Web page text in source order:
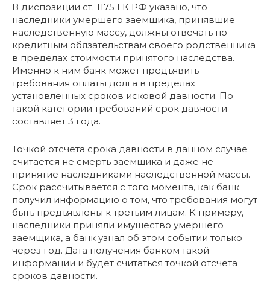
В диспозиции ст. 1175 ГК РФ указано, что
наследники умершего заемщика, принявшие
наследственную массу, должны отвечать по
кредитным обязательствам своего родственника
в пределах стоимости принятого наследства.
Именно к ним банк может предъявить
требования оплаты долга в пределах
установленных сроков исковой давности. По
такой категории требований срок давности
составляет 3 года.
Точкой отсчета срока давности в данном случае
считается не смерть заемщика и даже не
принятие наследниками наследственной массы.
Срок рассчитывается с того момента, как банк
получил информацию о том, что требования могут
быть предъявлены к третьим лицам. К примеру,
наследники приняли имущество умершего
заемщика, а банк узнал об этом событии только
через год. Дата получения банком такой
информации и будет считаться точкой отсчета
сроков давности.